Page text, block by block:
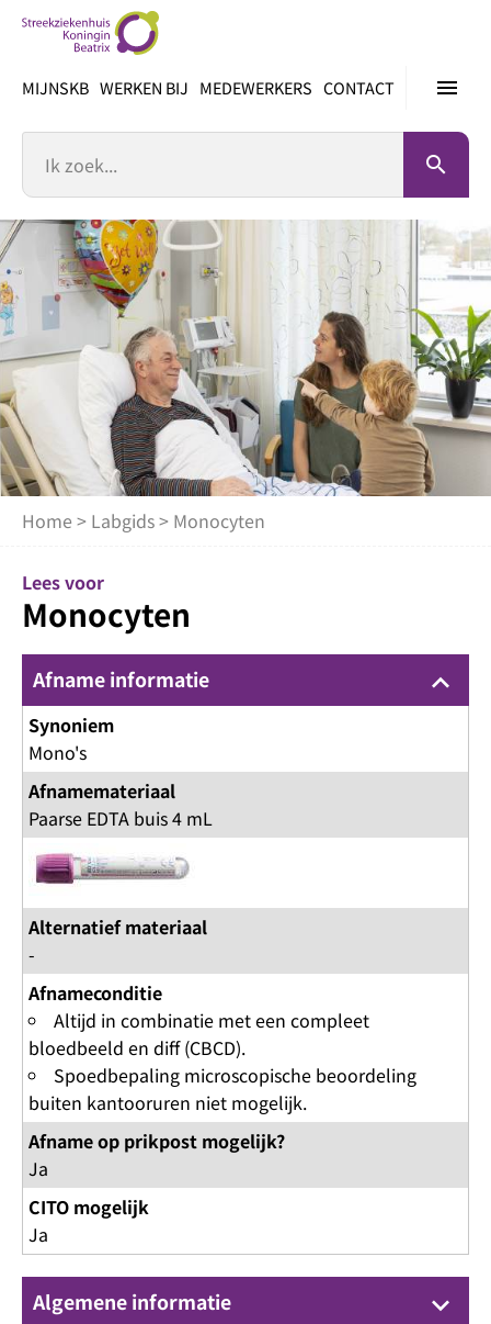
inhoud
menu
MIJNSKB WERKEN BIJ MEDEWERKERS CONTACT
search
Home > Labgids> Monocyten
Lees voor
Monocyten
Afname informatie keyboard_arrow_up
Synoniem
Mono's
Afnamemateriaal
Paarse EDTA buis 4 mL
Alternatief materiaal
-
Afnameconditie
Altijd in combinatie met een compleet
bloedbeeld en diff (CBCD).
Spoedbepaling microscopische beoordeling
buiten kantooruren niet mogelijk.
Afname op prikpost mogelijk?
Ja
CITO mogelijk
Ja
Algemene informatie keyboard_arrow_down